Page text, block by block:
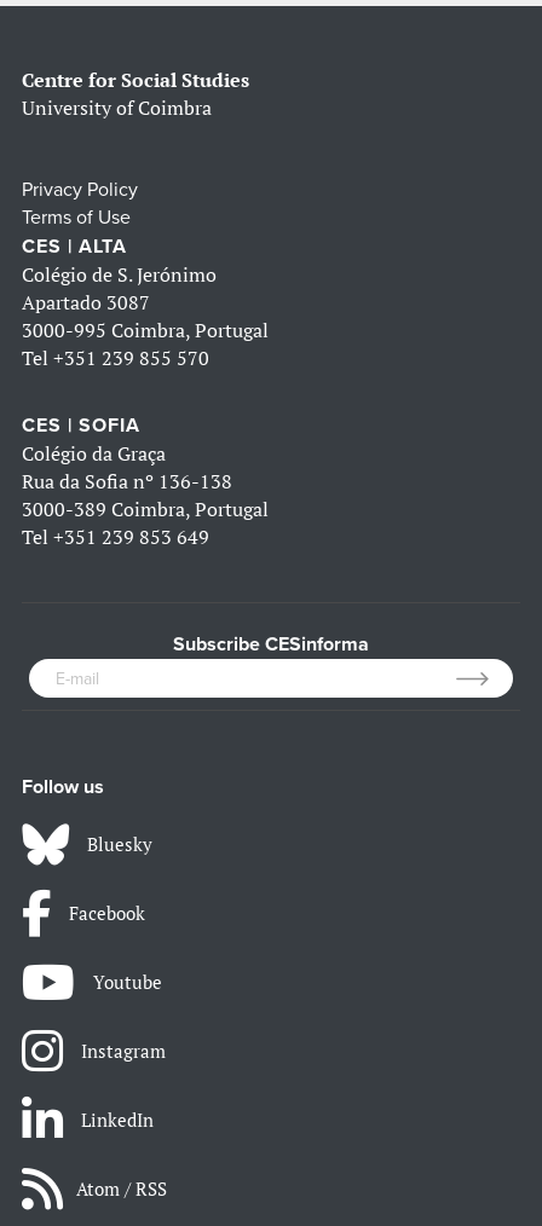
Centre for Social Studies
University of Coimbra
Privacy Policy
Terms of Use
CES | ALTA
Colégio de S. Jerónimo
Apartado 3087
3000-995 Coimbra, Portugal
Tel +351 239 855 570
CES | SOFIA
Colégio da Graça
Rua da Sofia nº 136-138
3000-389 Coimbra, Portugal
Tel +351 239 853 649
Subscribe CESinforma
Follow us
Bluesky
Facebook
Youtube
Instagram
LinkedIn
Atom / RSS